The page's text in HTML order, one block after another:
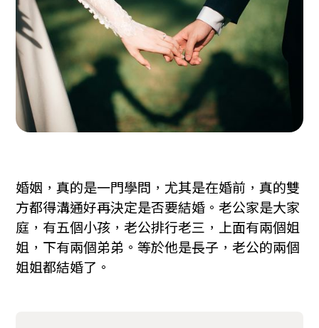
婚姻，真的是一門學問，尤其是在婚前，真的雙
方都得溝通好再決定是否要結婚。老公家是大家
庭，有五個小孩，老公排行老三，上面有兩個姐
姐，下有兩個弟弟。等於他是長子，老公的兩個
姐姐都結婚了。